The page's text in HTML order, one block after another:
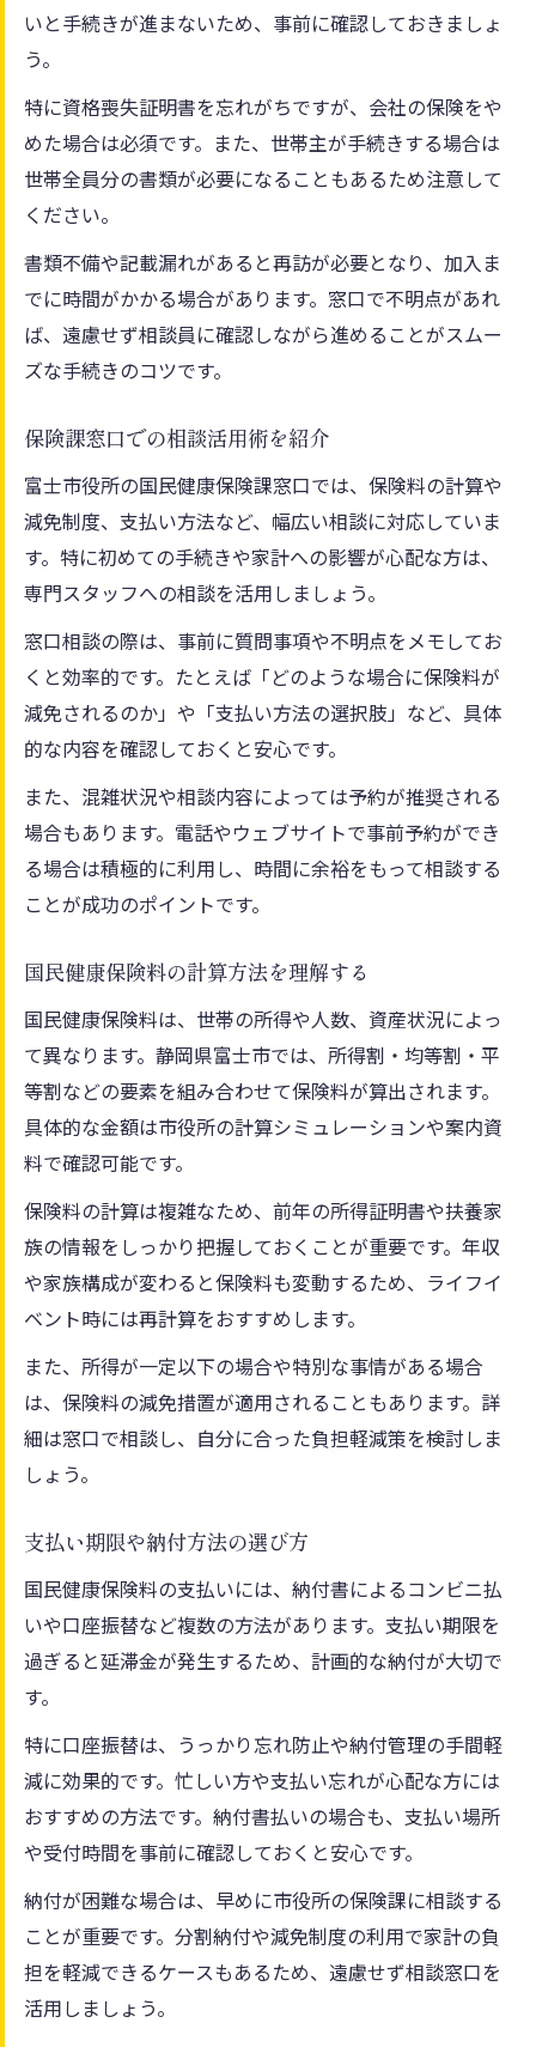
いと手続きが進まないため、事前に確認しておきましょ
う。
特に資格喪失証明書を忘れがちですが、会社の保険をや
めた場合は必須です。また、世帯主が手続きする場合は
世帯全員分の書類が必要になることもあるため注意して
ください。
書類不備や記載漏れがあると再訪が必要となり、加入ま
でに時間がかかる場合があります。窓口で不明点があれ
ば、遠慮せず相談員に確認しながら進めることがスムー
ズな手続きのコツです。
保険課窓口での相談活用術を紹介
富士市役所の国民健康保険課窓口では、保険料の計算や
減免制度、支払い方法など、幅広い相談に対応していま
す。特に初めての手続きや家計への影響が心配な方は、
専門スタッフへの相談を活用しましょう。
窓口相談の際は、事前に質問事項や不明点をメモしてお
くと効率的です。たとえば「どのような場合に保険料が
減免されるのか」や「支払い方法の選択肢」など、具体
的な内容を確認しておくと安心です。
また、混雑状況や相談内容によっては予約が推奨される
場合もあります。電話やウェブサイトで事前予約ができ
る場合は積極的に利用し、時間に余裕をもって相談する
ことが成功のポイントです。
国民健康保険料の計算方法を理解する
国民健康保険料は、世帯の所得や人数、資産状況によっ
て異なります。静岡県富士市では、所得割・均等割・平
等割などの要素を組み合わせて保険料が算出されます。
具体的な金額は市役所の計算シミュレーションや案内資
料で確認可能です。
保険料の計算は複雑なため、前年の所得証明書や扶養家
族の情報をしっかり把握しておくことが重要です。年収
や家族構成が変わると保険料も変動するため、ライフイ
ベント時には再計算をおすすめします。
また、所得が一定以下の場合や特別な事情がある場合
は、保険料の減免措置が適用されることもあります。詳
細は窓口で相談し、自分に合った負担軽減策を検討しま
しょう。
支払い期限や納付方法の選び方
国民健康保険料の支払いには、納付書によるコンビニ払
いや口座振替など複数の方法があります。支払い期限を
過ぎると延滞金が発生するため、計画的な納付が大切で
す。
特に口座振替は、うっかり忘れ防止や納付管理の手間軽
減に効果的です。忙しい方や支払い忘れが心配な方には
おすすめの方法です。納付書払いの場合も、支払い場所
や受付時間を事前に確認しておくと安心です。
納付が困難な場合は、早めに市役所の保険課に相談する
ことが重要です。分割納付や減免制度の利用で家計の負
担を軽減できるケースもあるため、遠慮せず相談窓口を
活用しましょう。